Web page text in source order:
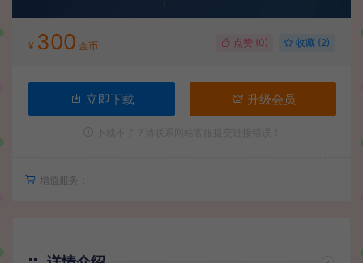
¥ 300 金币 点赞 (0) 收藏 (2)
立即下载 升级会员
增值服务：